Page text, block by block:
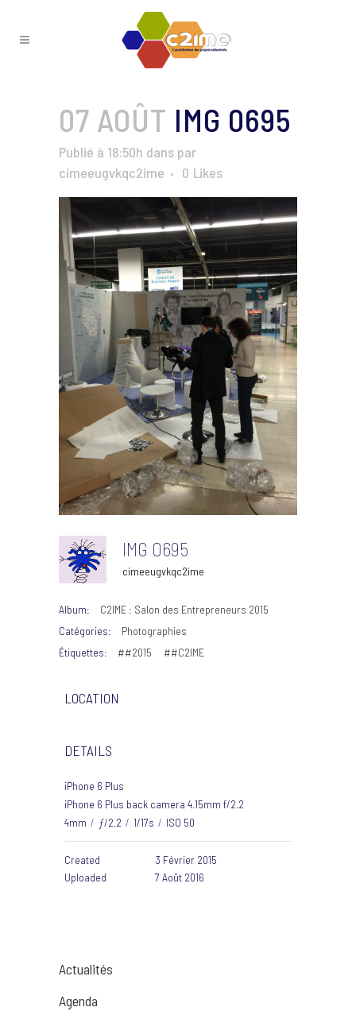
07 AOÛT IMG 0695
Publié à 18:50h dans par
cimeeugvkqc2ime
0 Likes
IMG 0695
cimeeugvkqc2ime
Album:
C2IME : Salon des Entrepreneurs 2015
Catégories:
Photographies
Étiquettes:
##2015 ##C2IME
LOCATION
DETAILS
iPhone 6 Plus
iPhone 6 Plus back camera 4.15mm f/2.2
4mm / ƒ/2.2 / 1/17s / ISO 50
Created
3 Février 2015
Uploaded
7 Août 2016
Actualités
Agenda